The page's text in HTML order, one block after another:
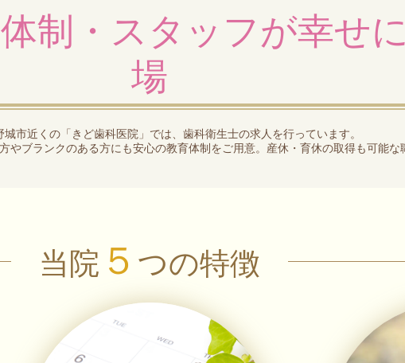
制・スタッフが幸せ
場
城市近くの「きど歯科医院」では、歯科衛生士の求人を行っています。
やブランクのある方にも安心の教育体制をご用意。産休・育休の取得も可能な
当院 ５ つの特徴